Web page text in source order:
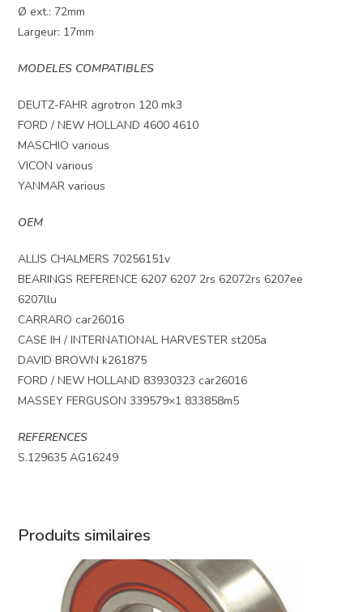
Ø ext.: 72mm
Largeur: 17mm
MODELES COMPATIBLES
DEUTZ-FAHR agrotron 120 mk3
FORD / NEW HOLLAND 4600 4610
MASCHIO various
VICON various
YANMAR various
OEM
ALLIS CHALMERS 70256151v
BEARINGS REFERENCE 6207 6207 2rs 62072rs 6207ee
6207llu
CARRARO car26016
CASE IH / INTERNATIONAL HARVESTER st205a
DAVID BROWN k261875
FORD / NEW HOLLAND 83930323 car26016
MASSEY FERGUSON 339579×1 833858m5
REFERENCES
S.129635 AG16249
Produits similaires